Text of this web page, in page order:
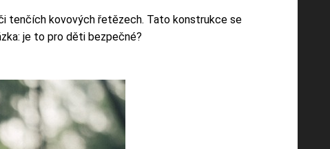
tenčích kovových řetězech. Tato konstrukce se
je to pro děti bezpečné?